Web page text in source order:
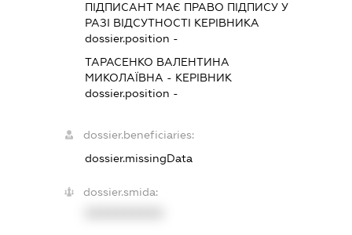
ПІДПИСАНТМАЄ ПРАВО ПІДПИСУ У
РАЗІ ВІДСУТНОСТІ КЕРІВНИКА
dossier.position -
ТАРАСЕНКО ВАЛЕНТИНА
МИКОЛАЇВНА - КЕРІВНИК
dossier.position -
dossier.beneficiaries:
dossier.missingData
dossier.smida: